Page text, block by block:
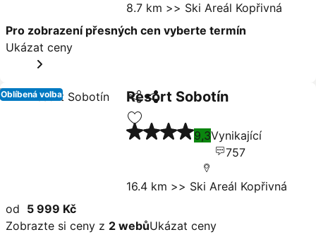
8.7 km >> Ski Areál Kopřivná
Pro zobrazení přesných cen vyberte termín
Ukázat ceny
Oblíbená volba Sdílet
Přidat na seznam oblíbených
Resort Sobotín
Ukázat ceny
4 Počet hvězdiček
9,3Vynikající
757
16.4 km >> Ski Areál Kopřivná
od 5 999 Kč
Zobrazte si ceny z 2 webůUkázat ceny